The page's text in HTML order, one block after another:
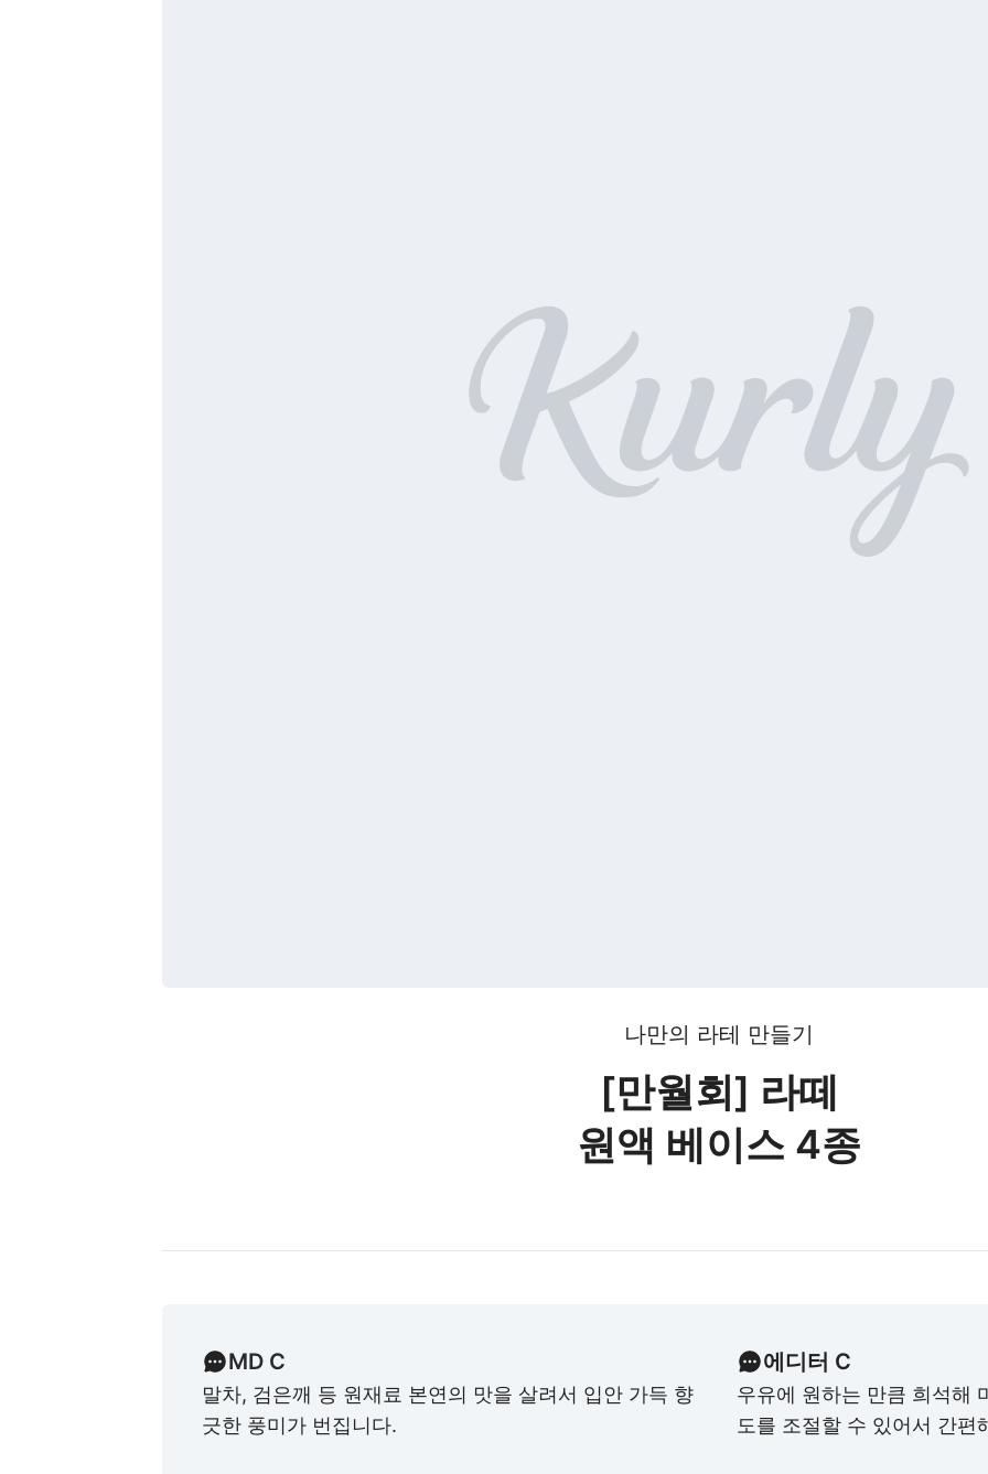
나만의 라테 만들기
[만월회] 라떼
원액 베이스 4종
MD C
말차, 검은깨 등 원재료 본연의 맛을 살려서 입안 가득 향
긋한 풍미가 번집니다.
에디터 C
우유에 원하는 만큼 희석해
도를 조절할 수 있어서 간편